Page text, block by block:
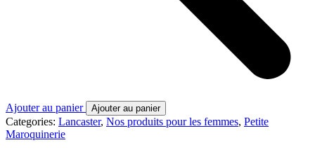
Ajouter au panier Ajouter au panier
Categories: Lancaster, Nos produits pour les femmes, Petite
Maroquinerie